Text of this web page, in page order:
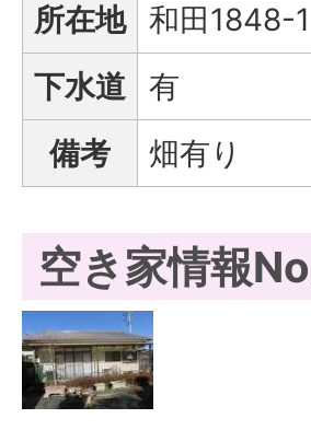
所在地
和田1848-1
下水道
有
備考
畑有り
空き家情報